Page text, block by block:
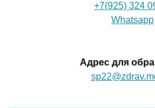
+7(925) 324
Whatsapp
Адрес для